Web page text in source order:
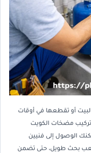
أو تقطعها في أوقات
تركيب مضخات الكويت
الوصول إلى فنيين
بحث طويل، حتى تضمن